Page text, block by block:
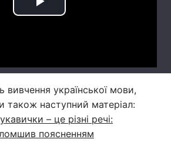
вивчення української мови,
також наступний матеріал:
– це різні речі:
поясненням